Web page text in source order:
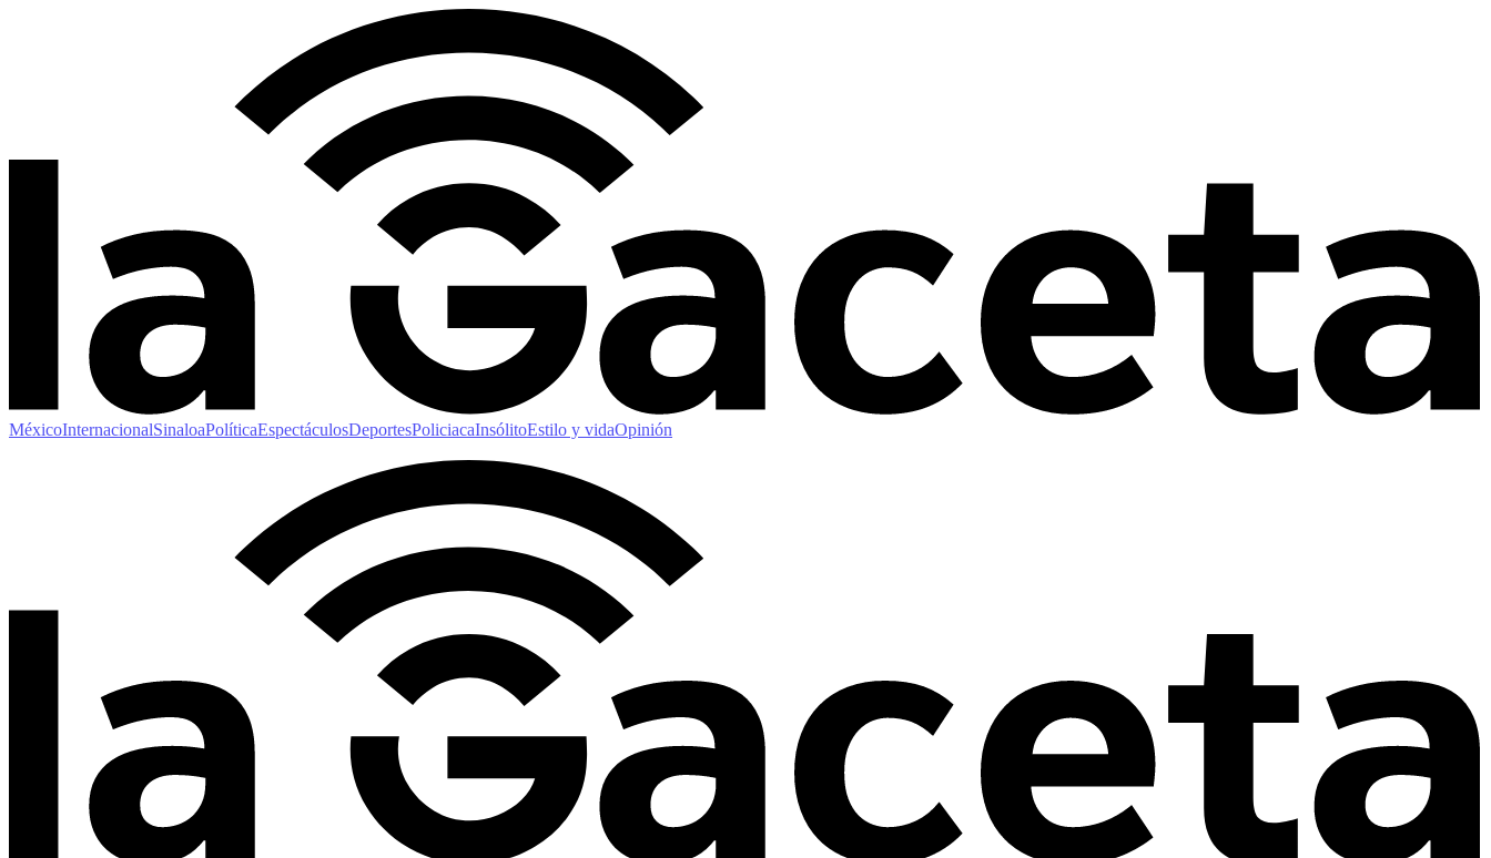
MéxicoInternacionalSinaloaPolíticaEspectáculosDeportesPoliciacaInsólitoEstilo y vidaOpinión